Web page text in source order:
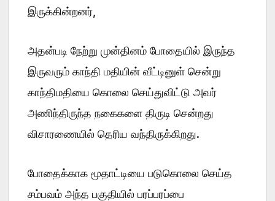
இருக்கின்றனர்,
அதன்படி நேற்று முன்தினம் போதையில் இருந்த
இருவரும் காந்தி மதியின் வீட்டினுள் சென்று
காந்திமதியை கொலை செய்துவிட்டு அவர்
அணிந்திருந்த நகைகளை திருடி சென்றது
விசாரணையில் தெரிய வந்திருக்கிறது.
போதைக்காக மூதாட்டியை படுகொலை செய்த
சம்பவம் அந்த பகுதியில் பரப்பரப்பை